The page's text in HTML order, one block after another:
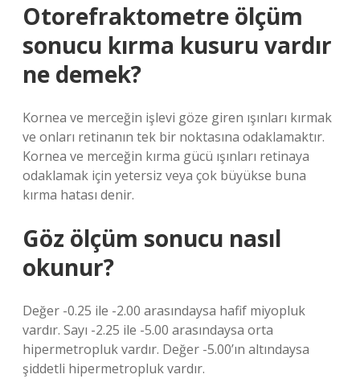
Otorefraktometre ölçüm
sonucu kırma kusuru vardır
ne demek?
Kornea ve merceğin işlevi göze giren ışınları kırmak
ve onları retinanın tek bir noktasına odaklamaktır.
Kornea ve merceğin kırma gücü ışınları retinaya
odaklamak için yetersiz veya çok büyükse buna
kırma hatası denir.
Göz ölçüm sonucu nasıl
okunur?
Değer -0.25 ile -2.00 arasındaysa hafif miyopluk
vardır. Sayı -2.25 ile -5.00 arasındaysa orta
hipermetropluk vardır. Değer -5.00’ın altındaysa
şiddetli hipermetropluk vardır.